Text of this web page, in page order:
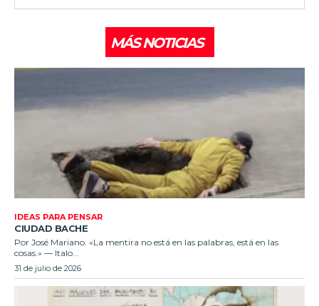
MÁS NOTICIAS
IDEAS PARA PENSAR
CIUDAD BACHE
Por José Mariano. «La mentira no está en las palabras, está en las
cosas.» — Italo...
31 de julio de 2026